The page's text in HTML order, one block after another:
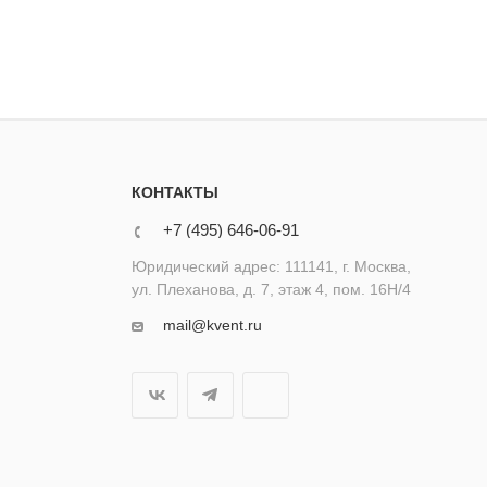
КОНТАКТЫ
+7 (495) 646-06-91
Юридический адрес: 111141, г. Москва,
ул. Плеханова, д. 7, этаж 4, пом. 16Н/4
mail@kvent.ru